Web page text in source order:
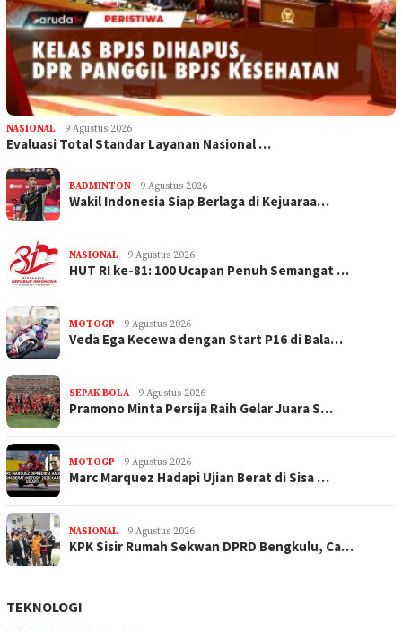
NASIONAL 9 Agustus 2026
Evaluasi Total Standar Layanan Nasional …
BADMINTON 9 Agustus 2026
Wakil Indonesia Siap Berlaga di Kejuaraa…
NASIONAL 9 Agustus 2026
HUT RI ke-81: 100 Ucapan Penuh Semangat …
MOTOGP 9 Agustus 2026
Veda Ega Kecewa dengan Start P16 di Bala…
SEPAK BOLA 9 Agustus 2026
Pramono Minta Persija Raih Gelar Juara S…
MOTOGP 9 Agustus 2026
Marc Marquez Hadapi Ujian Berat di Sisa …
NASIONAL 9 Agustus 2026
KPK Sisir Rumah Sekwan DPRD Bengkulu, Ca…
TEKNOLOGI